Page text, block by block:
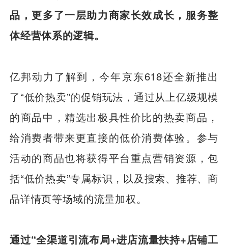
品，更多了一层助力商家长效成长，服务整
体经营体系的逻辑。
亿邦动力了解到，今年京东618还全新推出
了“低价热卖”的促销玩法，通过从上亿级规模
的商品中，精选出极具性价比的热卖商品，
给消费者带来更直接的低价消费体验。参与
活动的商品也将获得平台重点营销资源，包
括“低价热卖”专属标识，以及搜索、推荐、商
品详情页等场域的流量加权。
通过“全渠道引流布局+进店流量扶持+店铺工